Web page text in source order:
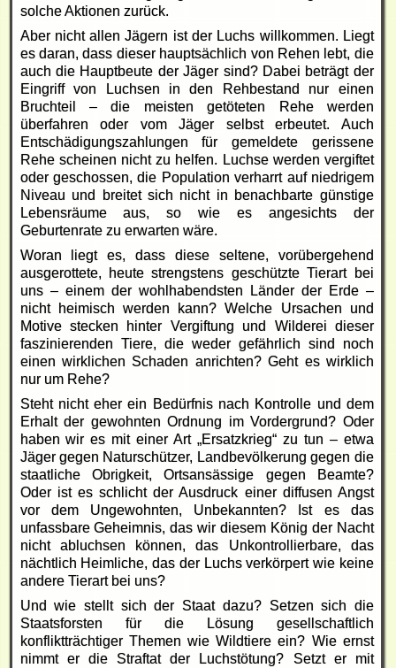
solche Aktionen zurück.
Aber nicht allen Jägern ist der Luchs willkommen. Liegt
es daran, dass dieser hauptsächlich von Rehen lebt, die
auch die Hauptbeute der Jäger sind? Dabei beträgt der
Eingriff von Luchsen in den Rehbestand nur einen
Bruchteil – die meisten getöteten Rehe werden
überfahren oder vom Jäger selbst erbeutet. Auch
Entschädigungszahlungen für gemeldete gerissene
Rehe scheinen nicht zu helfen. Luchse werden vergiftet
oder geschossen, die Population verharrt auf niedrigem
Niveau und breitet sich nicht in benachbarte günstige
Lebensräume aus, so wie es angesichts der
Geburtenrate zu erwarten wäre.
Woran liegt es, dass diese seltene, vorübergehend
ausgerottete, heute strengstens geschützte Tierart bei
uns – einem der wohlhabendsten Länder der Erde –
nicht heimisch werden kann? Welche Ursachen und
Motive stecken hinter Vergiftung und Wilderei dieser
faszinierenden Tiere, die weder gefährlich sind noch
einen wirklichen Schaden anrichten? Geht es wirklich
nur um Rehe?
Steht nicht eher ein Bedürfnis nach Kontrolle und dem
Erhalt der gewohnten Ordnung im Vordergrund? Oder
haben wir es mit einer Art „Ersatzkrieg“ zu tun – etwa
Jäger gegen Naturschützer, Landbevölkerung gegen die
staatliche Obrigkeit, Ortsansässige gegen Beamte?
Oder ist es schlicht der Ausdruck einer diffusen Angst
vor dem Ungewohnten, Unbekannten? Ist es das
unfassbare Geheimnis, das wir diesem König der Nacht
nicht abluchsen können, das Unkontrollierbare, das
nächtlich Heimliche, das der Luchs verkörpert wie keine
andere Tierart bei uns?
Und wie stellt sich der Staat dazu? Setzen sich die
Staatsforsten für die Lösung gesellschaftlich
konfliktträchtiger Themen wie Wildtiere ein? Wie ernst
nimmt er die Straftat der Luchstötung? Setzt er mit